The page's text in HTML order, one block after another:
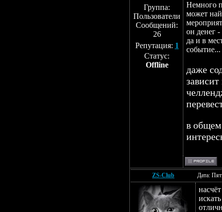
Группа:
Пользователи
Сообщений:
26
Репутация: 1
Статус:
Offline
Немного
может
он денег
да и в
событие...
даже
в общем
ZS-Club Дата: